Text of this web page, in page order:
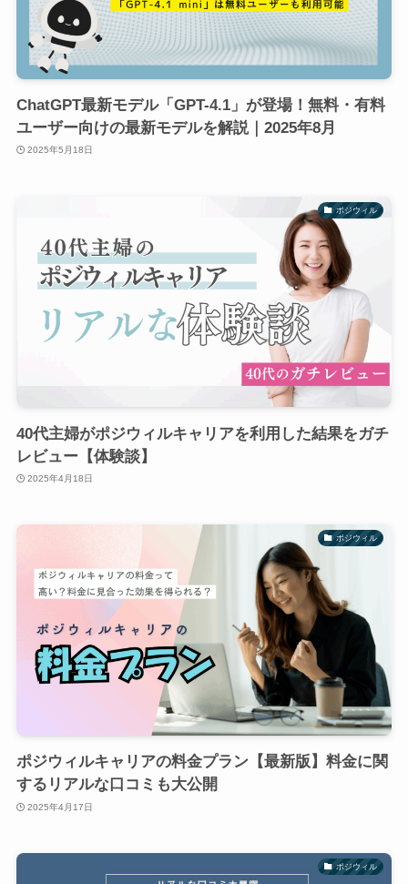
ChatGPT最新モデル「GPT-4.1」が登場！無料・有料
ユーザー向けの最新モデルを解説｜2025年8月
2025年5月18日
ポジウィル
40代主婦がポジウィルキャリアを利用した結果をガチ
レビュー【体験談】
2025年4月18日
ポジウィル
ポジウィルキャリアの料金プラン【最新版】料金に関
するリアルな口コミも大公開
2025年4月17日
ポジウィル